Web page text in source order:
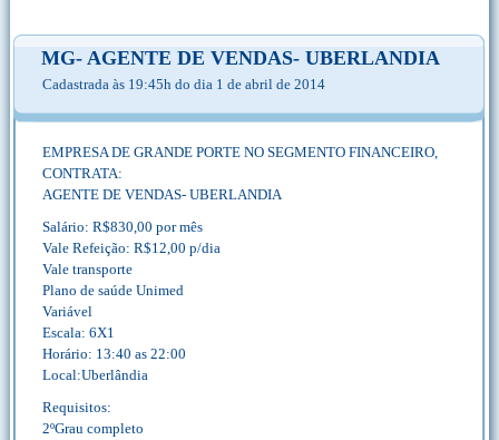
MG- AGENTE DE VENDAS- UBERLANDIA
Cadastrada às 19:45h do dia 1 de abril de 2014
EMPRESA DE GRANDE PORTE NO SEGMENTO FINANCEIRO,
CONTRATA:
AGENTE DE VENDAS- UBERLANDIA
Salário: R$830,00 por mês
Vale Refeição: R$12,00 p/dia
Vale transporte
Plano de saúde Unimed
Variável
Escala: 6X1
Horário: 13:40 as 22:00
Local:Uberlândia
Requisitos:
2ºGrau completo